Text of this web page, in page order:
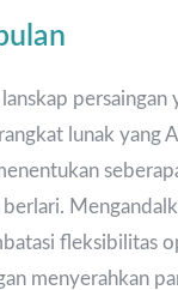
persaingan
lunak yang
fleksibilitas
menyerahkan